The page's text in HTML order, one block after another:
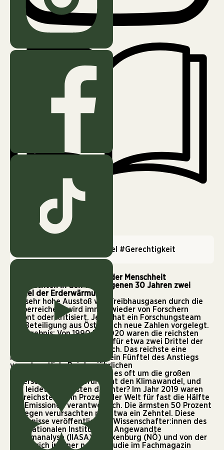
#Klimawandel #Gerechtigkeit
Die reichsten zehn Prozent der Menschheit
verursachten in den vergangenen 30 Jahren zwei
Drittel der Erderwärmung.
Der sehr hohe Ausstoß von Treibhausgasen durch die
„Superreichen“ wird immer wieder von Forschern
betont oder kritisiert. Jetzt hat ein Forschungsteam
mit Beteiligung aus Österreich neue Zahlen vorgelegt.
Ihr Ergebnis: Von 1990 bis 2020 waren die reichsten
zehn Prozent der Menschen für etwa zwei Drittel der
Erderwärmung verantwortlich. Das reichste eine
Prozent allein war für rund ein Fünftel des Anstiegs
verantwortlich. Bei den jährlichen
Weltklimakonferenzen geht es oft um die großen
Unterschiede: Wer verursacht den Klimawandel, und
wer leidet am meisten darunter? Im Jahr 2019 waren
die reichsten zehn Prozent der Welt für fast die Hälfte
der Emissionen verantwortlich. Die ärmsten 50 Prozent
dagegen verursachten nur etwa ein Zehntel. Diese
Ergebnisse veröffentlichten Wissenschafter:innen des
Internationalen Instituts für Angewandte
Systemanalyse (IIASA) in Laxenburg (NÖ) und von der
ETH Zürich in einer neuen Studie im Fachmagazin